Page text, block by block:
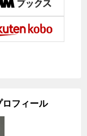
フィール